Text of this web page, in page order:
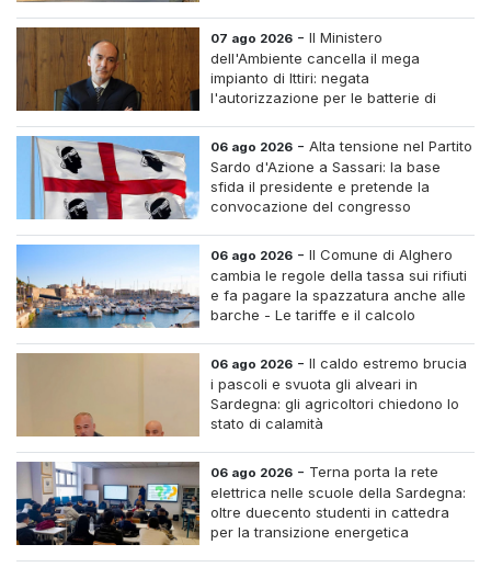
07 ago 2026 -Il Ministero
dell'Ambiente cancella il mega
impianto di Ittiri: negata
l'autorizzazione per le batterie di
06 ago 2026 -Alta tensione nel Partito
Sardo d'Azione a Sassari: la base
sfida il presidente e pretende la
convocazione del congresso
06 ago 2026 -Il Comune di Alghero
cambia le regole della tassa sui rifiuti
e fa pagare la spazzatura anche alle
barche - Le tariffe e il calcolo
06 ago 2026 -Il caldo estremo brucia
i pascoli e svuota gli alveari in
Sardegna: gli agricoltori chiedono lo
stato di calamità
06 ago 2026 - Terna porta la rete
elettrica nelle scuole della Sardegna:
oltre duecento studenti in cattedra
per la transizione energetica